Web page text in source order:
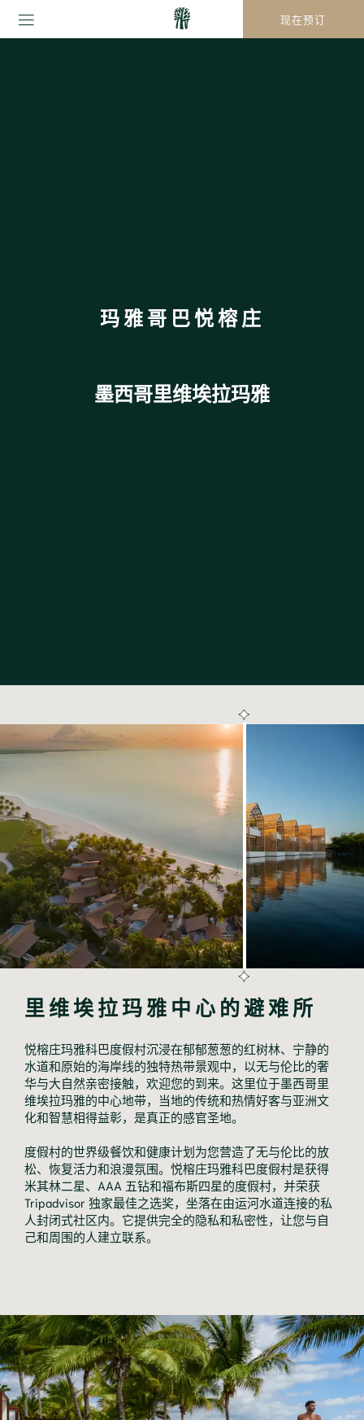
现在预订
玛雅哥巴悦榕庄
墨西哥里维埃拉玛雅
里维埃拉玛雅中心的避难所
悦榕庄玛雅科巴度假村沉浸在郁郁葱葱的红树林、宁静的
水道和原始的海岸线的独特热带景观中，以无与伦比的奢
华与大自然亲密接触，欢迎您的到来。这里位于墨西哥里
维埃拉玛雅的中心地带，当地的传统和热情好客与亚洲文
化和智慧相得益彰，是真正的感官圣地。
度假村的世界级餐饮和健康计划为您营造了无与伦比的放
松、恢复活力和浪漫氛围。悦榕庄玛雅科巴度假村是获得
米其林二星、AAA 五钻和福布斯四星的度假村，并荣获
Tripadvisor 独家最佳之选奖，坐落在由运河水道连接的私
人封闭式社区内。它提供完全的隐私和私密性，让您与自
己和周围的人建立联系。